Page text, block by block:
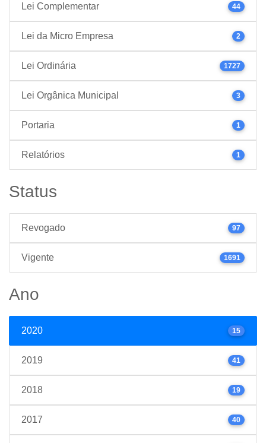
Lei Complementar 44
Lei da Micro Empresa 2
Lei Ordinária 1727
Lei Orgânica Municipal 3
Portaria 1
Relatórios 1
Status
Revogado 97
Vigente 1691
Ano
2020 15
2019 41
2018 19
2017 40